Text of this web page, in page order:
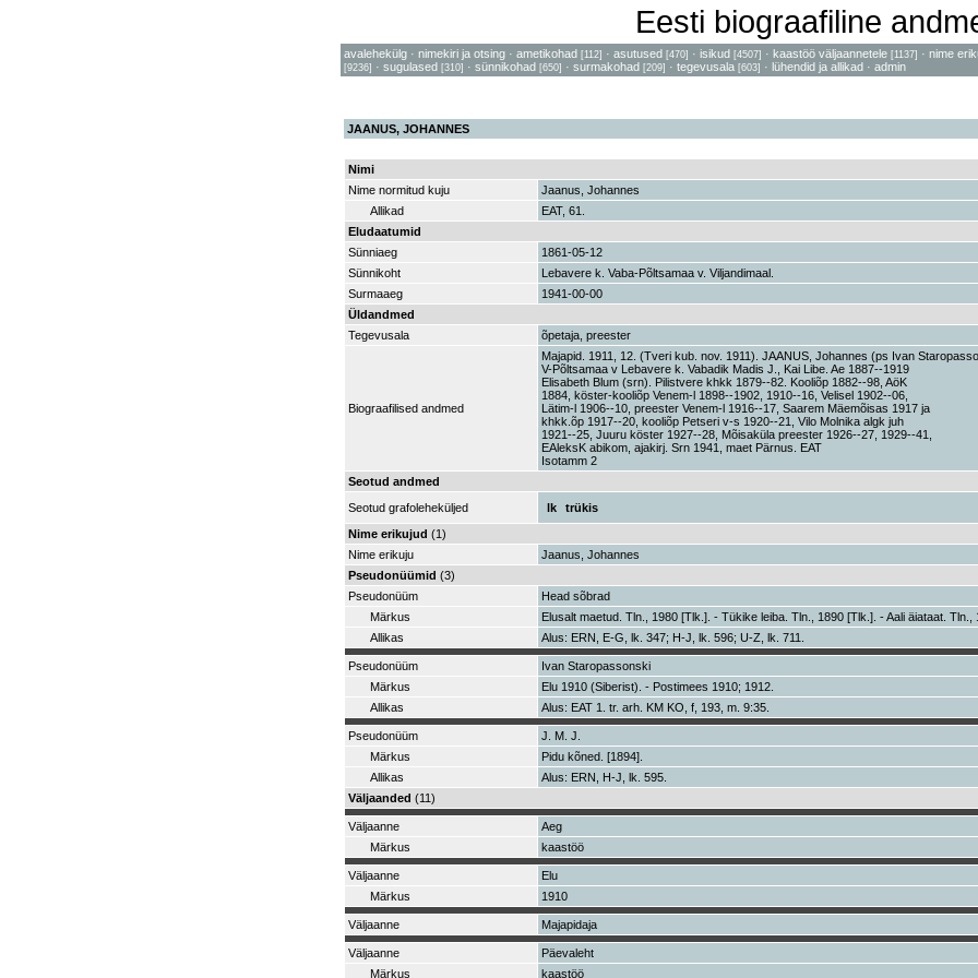
Eesti biograafiline
avalehekülg · nimekiri ja otsing · ametikohad [112] · asutused [470] · isikud [4507] · kaastöö väljaannetele [1137] · nime
[9236] · sugulased [310] · sünnikohad [650] · surmakohad [209] · tegevusala [603] · lühendid ja allikad · admin
JAANUS, JOHANNES
Nimi
Nime normitud kuju
Jaanus, Johannes
Allikad
EAT, 61.
Eludaatumid
Sünniaeg
1861-05-12
Sünnikoht
Lebavere k. Vaba-Põltsamaa v. Viljandimaal.
Surmaaeg
1941-00-00
Üldandmed
Tegevusala
õpetaja, preester
Biograafilised andmed
Majapid. 1911, 12. (Tveri kub. nov. 1911). JAANUS, Johannes (ps Ivan
V-Põltsamaa v Lebavere k. Vabadik Madis J., Kai Libe. Ae 1887--1919
Elisabeth Blum (srn). Pilistvere khkk 1879--82. Kooliõp 1882--98, AöK
1884, köster-kooliõp Venem-l 1898--1902, 1910--16, Velisel 1902--06,
Lätim-l 1906--10, preester Venem-l 1916--17, Saarem Mäemõisas 1917 ja
khkk.õp 1917--20, kooliõp Petseri v-s 1920--21, Vilo Molnika algk juh
1921--25, Juuru köster 1927--28, Mõisaküla preester 1926--27, 1929--41,
EAleksK abikom, ajakirj. Srn 1941, maet Pärnus. EAT
Isotamm 2
Seotud andmed
Seotud grafoleheküljed
lk
trükis
Nime erikujud (1)
Nime erikuju
Jaanus, Johannes
Pseudonüümid (3)
Pseudonüüm
Head sõbrad
Märkus
Elusalt maetud. Tln., 1980 [Tlk.]. - Tükike leiba. Tln., 1890 [Tlk.]. - Aali äiataat. Tln.,
Allikas
Alus: ERN, E-G, lk. 347; H-J, lk. 596; U-Z, lk. 711.
Pseudonüüm
Ivan Staropassonski
Märkus
Elu 1910 (Siberist). - Postimees 1910; 1912.
Allikas
Alus: EAT 1. tr. arh. KM KO, f, 193, m. 9:35.
Pseudonüüm
J. M. J.
Märkus
Pidu kõned. [1894].
Allikas
Alus: ERN, H-J, lk. 595.
Väljaanded (11)
Väljaanne
Aeg
Märkus
kaastöö
Väljaanne
Elu
Märkus
1910
Väljaanne Majapidaja
Väljaanne
Päevaleht
Märkus
kaastöö